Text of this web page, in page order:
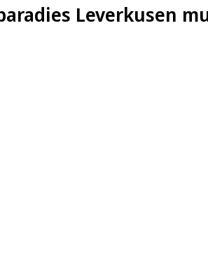
Leverkusen